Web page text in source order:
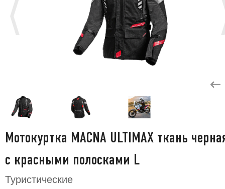
Мотокуртка MACNA ULTIMAX ткань
с красными полосками L
Туристические